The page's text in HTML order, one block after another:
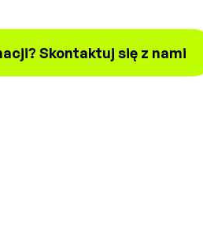
Skontaktuj się z nami